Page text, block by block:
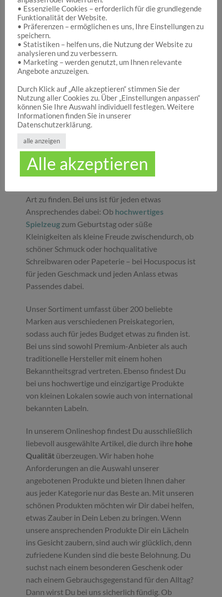
Hocuspocus – Ihr Onlineshop für die schönen
Dinge des Lebens
Hocuspocus ist die richtige Anlaufstelle für Dich,
wenn Du auf der Suche nach schönen
Geschenken , tollenSpielwarenoder
ansprechenderDekorationbist. Wir von
Hocuspocus wissen schöne Dinge stets zu
schätzen und legen daher großen Wert darauf,
dass bei uns Groß und Klein etwas finden, was sie
glücklich macht. Jeder Tag ist ein guter Anlass, um
seinen Liebsten oder sich selbst eine Freude zu
machen. Unser umfassendes Sortiment gibt Ihnen
Art zu finden. Bei uns ist für jeden etwas
Ansprechendes dabei: Ob hochwertiges
Spielzeug zum Geburtstag oder süße
Kleinigkeiten als kleine Freude zwischendurch, ob
schöner Schmuck oder hochqualitative
Schreibwaren oder Papeterie – bei Hocuspocus ist
für jeden Geschmack und jeden Anlass etwas
Passendes dabei.
Unser Sortiment umfasst über 200 beliebte
Marken aus verschiedenen Preiskategorien,
sodass auch für jedes Budget etwas zu finden ist.
Bei uns sind sowohl Premium-Anbieter als auch
traditionelle Hersteller mit einem hohen
Bekanntheitsgrad vertreten. Ebenso findest Du
bei uns hochwertige und einzigartige Produkte
von kleinen Lokalen sowie auch von international
bekannten Labeln.
In unserem Onlineshop findest Du ausschließlich
liebevoll ausgewählte Artikel, die durch ihre hohe
Qualität überzeugen. Wir haben hohe
Anforderungen an die Auswahl unserer
angebotenen Produkte und bieten Ihnen daher
aus jeder Kategorie nur das Beste an. Mit unseren
schönen Produkten möchten wir Dir dabei helfen,
etwas Zauber in Dein Leben zu bringen. Wenn
unsere ansprechenden Produkte Dir ein Lächeln
ins Gesicht zaubern, sind auch wir glücklich, denn
zufriedene Kunden sind die beste Belohnung. Du
suchst nach einem besonderen Geschenk oder
nach einem Gebrauchsgegenstand für den Alltag?
Dann wirst Du bei uns sicherlich fündig. Ob
• Essenzielle Cookies – erforderlich für die grundlegende
Funktionalität der Website.
• Präferenzen – ermöglichen es uns, Ihre Einstellungen zu
speichern.
• Statistiken – helfen uns, die Nutzung der Website zu
analysieren und zu verbessern.
• Marketing – werden genutzt, um Ihnen relevante
Angebote anzuzeigen.
Durch Klick auf „Alle akzeptieren“ stimmen Sie der
Nutzung aller Cookies zu. Über „Einstellungen anpassen“
können Sie Ihre Auswahl individuell festlegen. Weitere
Informationen finden Sie in unserer
Datenschutzerklärung.
alle anzeigen
Alle akzeptieren